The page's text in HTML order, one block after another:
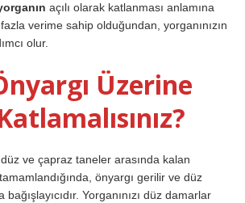
açılı olarak katlanması anlamına
verime sahip olduğundan, yorganınızın
olur.
Üzerine
düz ve çapraz taneler arasında kalan
önyargı gerilir ve düz
Yorganınızı düz damarlar